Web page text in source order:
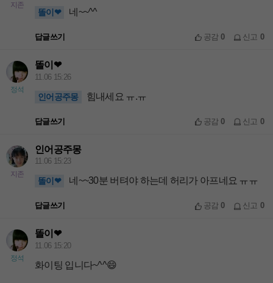
지존
똘이❤ 네~~^^
답글쓰기 공감0 신고 0
정석
똘이❤
11.06 15:26
인어공주몽 힘내세요 ㅠ.ㅠ
답글쓰기 공감0 신고 0
지존
인어공주몽
11.06 15:23
똘이❤ 네~~30분 버텨야 하는데 허리가 아프네요 ㅠㅠ
답글쓰기 공감0 신고 0
정석
똘이❤
11.06 15:20
화이팅 입니다~^^😄